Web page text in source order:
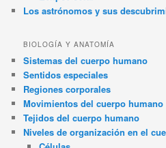
Los astrónomos y sus
BIOLOGÍA Y ANATOMÍA
Sistemas del cuerpo humano
Sentidos especiales
Regiones corporales
Movimientos del cuerpo humano
Tejidos del cuerpo humano
Niveles de organización en el